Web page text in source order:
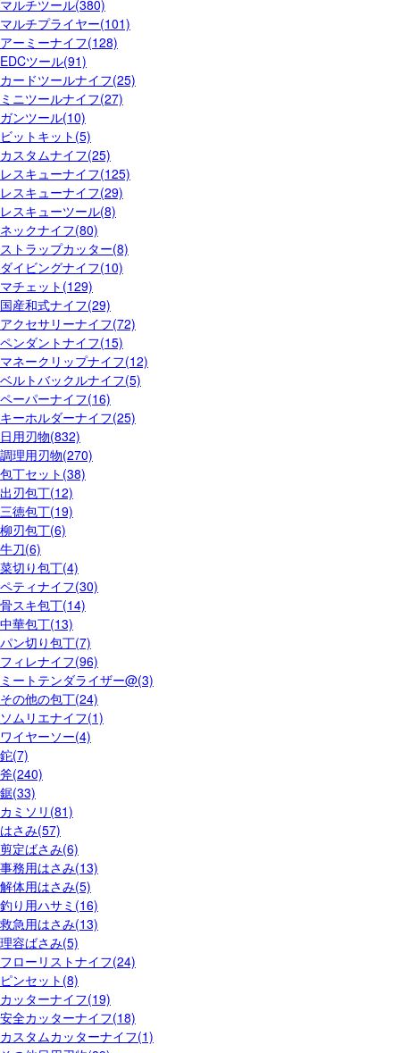
マルチツール(380)
マルチプライヤー(101)
アーミーナイフ(128)
EDCツール(91)
カードツールナイフ(25)
ミニツールナイフ(27)
ガンツール(10)
ビットキット(5)
カスタムナイフ(25)
レスキューナイフ(125)
レスキューナイフ(29)
レスキューツール(8)
ネックナイフ(80)
ストラップカッター(8)
ダイビングナイフ(10)
マチェット(129)
国産和式ナイフ(29)
アクセサリーナイフ(72)
ペンダントナイフ(15)
マネークリップナイフ(12)
ベルトバックルナイフ(5)
ペーパーナイフ(16)
キーホルダーナイフ(25)
日用刃物(832)
調理用刃物(270)
包丁セット(38)
出刃包丁(12)
三徳包丁(19)
柳刃包丁(6)
牛刀(6)
菜切り包丁(4)
ペティナイフ(30)
骨スキ包丁(14)
中華包丁(13)
パン切り包丁(7)
フィレナイフ(96)
ミートテンダライザー@(3)
その他の包丁(24)
ソムリエナイフ(1)
ワイヤーソー(4)
鉈(7)
斧(240)
鋸(33)
カミソリ(81)
はさみ(57)
剪定ばさみ(6)
事務用はさみ(13)
解体用はさみ(5)
釣り用ハサミ(16)
救急用はさみ(13)
理容ばさみ(5)
フローリストナイフ(24)
ピンセット(8)
カッターナイフ(19)
安全カッターナイフ(18)
カスタムカッターナイフ(1)